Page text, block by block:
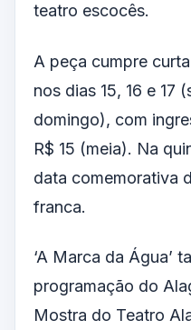
teatro escocês.
A peça cumpre
nos dias 15, 16 e 17
domingo), com
R$ 15 (meia). Na
data comemorativa
franca.
‘A Marca da Água’
programação do
Mostra do Teatro